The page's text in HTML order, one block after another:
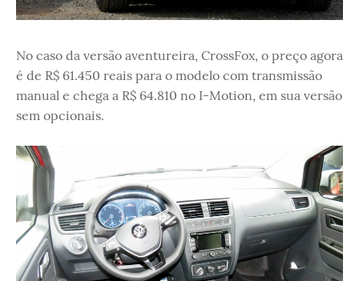
No caso da versão aventureira, CrossFox, o preço agora
é de R$ 61.450 reais para o modelo com transmissão
manual e chega a R$ 64.810 no I-Motion, em sua versão
sem opcionais.